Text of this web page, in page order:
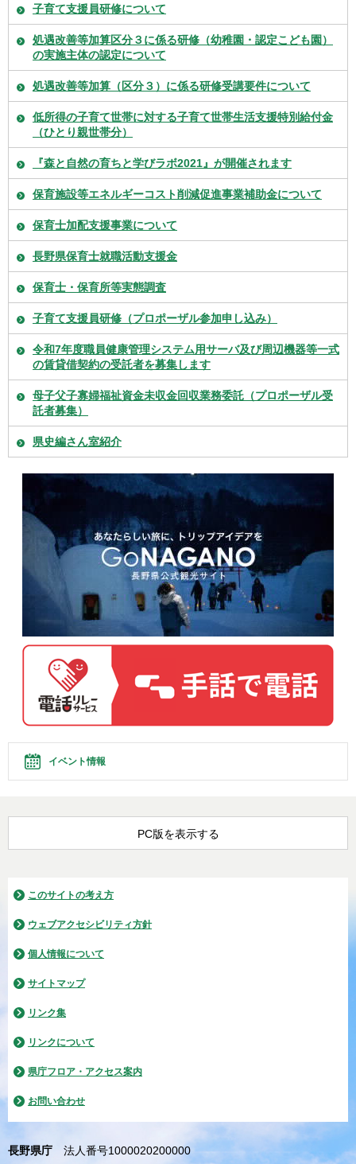
子育て支援員研修について
処遇改善等加算区分３に係る研修（幼稚園・認定こども園）
の実施主体の認定について
処遇改善等加算（区分３）に係る研修受講要件について
低所得の子育て世帯に対する子育て世帯生活支援特別給付金
（ひとり親世帯分）
『森と自然の育ちと学びラボ2021』が開催されます
保育施設等エネルギーコスト削減促進事業補助金について
保育士加配支援事業について
長野県保育士就職活動支援金
保育士・保育所等実態調査
子育て支援員研修（プロポーザル参加申し込み）
令和7年度職員健康管理システム用サーバ及び周辺機器等一式
の賃貸借契約の受託者を募集します
母子父子寡婦福祉資金未収金回収業務委託（プロポーザル受
託者募集）
県史編さん室紹介
イベント情報
PC版を表示する
このサイトの考え方
ウェブアクセシビリティ方針
個人情報について
サイトマップ
リンク集
リンクについて
県庁フロア・アクセス案内
お問い合わせ
長野県庁 法人番号1000020200000